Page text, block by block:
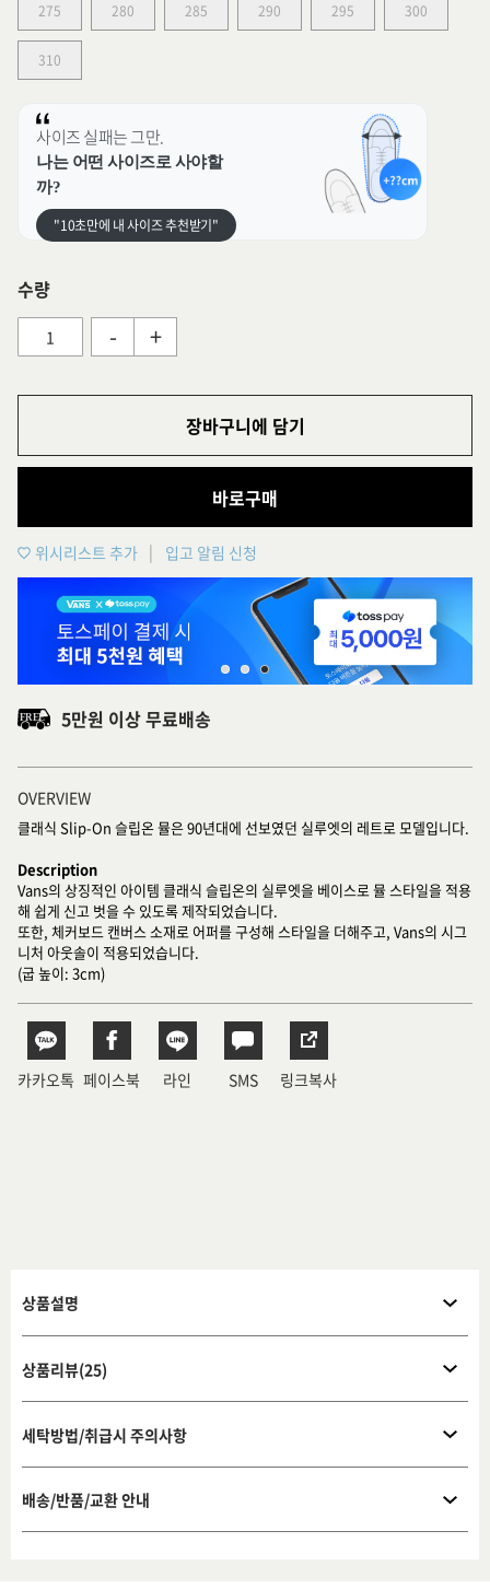
275 280 285 290 295 300
310
사이즈 실패는 그만.
나는 어떤 사이즈로 사야할
까?
"10초만에 내 사이즈 추천받기"
수량
- +
장바구니에 담기
바로구매
위시리스트 추가 입고 알림 신청
5만원 이상 무료배송
OVERVIEW
클래식 Slip-On 슬립온 뮬은 90년대에 선보였던 실루엣의 레트로 모델입니다.
Description
Vans의 상징적인 아이템 클래식 슬립온의 실루엣을 베이스로 뮬 스타일을 적용
해 쉽게 신고 벗을 수 있도록 제작되었습니다.
또한, 체커보드 캔버스 소재로 어퍼를 구성해 스타일을 더해주고, Vans의 시그
니처 아웃솔이 적용되었습니다.
(굽 높이: 3cm)
카카오톡 페이스북 라인 SMS 링크복사
상품설명
상품리뷰(25)
세탁방법/취급시 주의사항
배송/반품/교환 안내